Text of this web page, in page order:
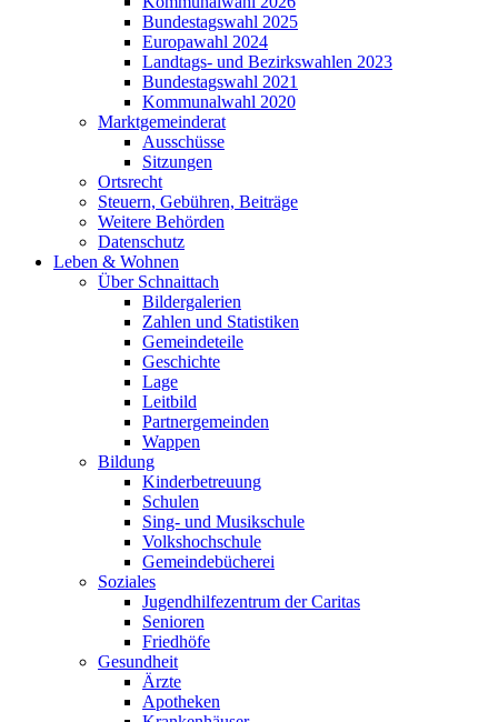
Bundestagswahl 2025
Europawahl 2024
Landtags- und Bezirkswahlen 2023
Bundestagswahl 2021
Kommunalwahl 2020
Marktgemeinderat
Ausschüsse
Sitzungen
Ortsrecht
Steuern, Gebühren, Beiträge
Weitere Behörden
Datenschutz
Leben & Wohnen
Über Schnaittach
Bildergalerien
Zahlen und Statistiken
Gemeindeteile
Geschichte
Lage
Leitbild
Partnergemeinden
Wappen
Bildung
Kinderbetreuung
Schulen
Sing- und Musikschule
Volkshochschule
Gemeindebücherei
Soziales
Jugendhilfezentrum der Caritas
Senioren
Friedhöfe
Gesundheit
Ärzte
Apotheken